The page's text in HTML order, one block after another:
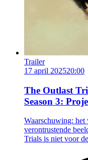
Trailer
17 april 202520:00
The Outlast
Season 3:
Waarschuwing: het
verontrustende
Trials is niet voor